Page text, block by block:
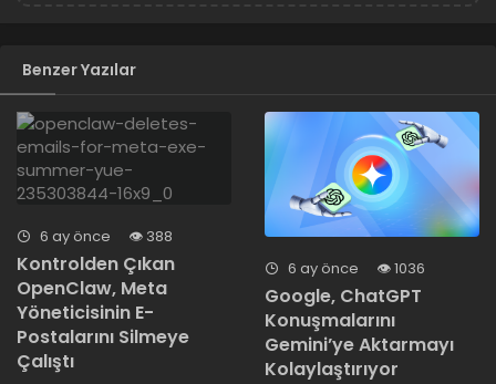
Benzer Yazılar
6 ay önce 388
Kontrolden Çıkan
OpenClaw, Meta
Yöneticisinin E-
Postalarını Silmeye
Çalıştı
6 ay önce 1036
Google, ChatGPT
Konuşmalarını
Gemini’ye Aktarmayı
Kolaylaştırıyor